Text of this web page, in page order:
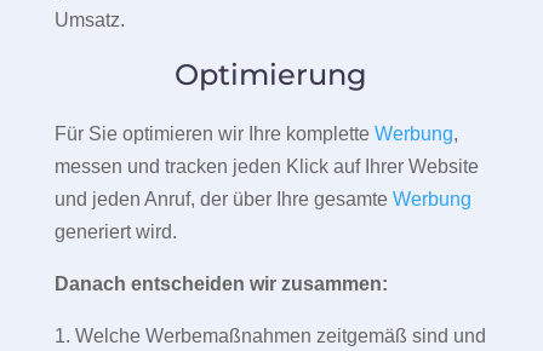
Umsatz.
Optimierung
Für Sie optimieren wir Ihre komplette Werbung,
messen und tracken jeden Klick auf Ihrer Website
und jeden Anruf, der über Ihre gesamte Werbung
generiert wird.
Danach entscheiden wir zusammen:
1. Welche Werbemaßnahmen zeitgemäß sind und